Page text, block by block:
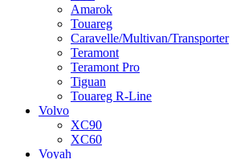
Amarok
Touareg
Caravelle/Multivan/Transporter
Teramont
Teramont Pro
Tiguan
Touareg R-Line
Volvo
XC90
XC60
Voyah